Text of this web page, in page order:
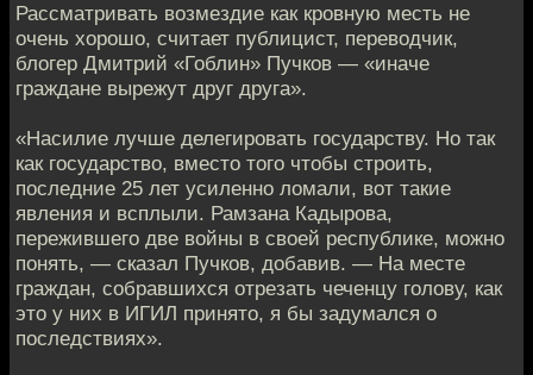
Рассматривать возмездие как кровную месть не
очень хорошо, считает публицист, переводчик,
блогер Дмитрий «Гоблин» Пучков — «иначе
граждане вырежут друг друга».
«Насилие лучше делегировать государству. Но так
как государство, вместо того чтобы строить,
последние 25 лет усиленно ломали, вот такие
явления и всплыли. Рамзана Кадырова,
пережившего две войны в своей республике, можно
понять, — сказал Пучков, добавив. — На месте
граждан, собравшихся отрезать чеченцу голову, как
это у них в ИГИЛ принято, я бы задумался о
последствиях».